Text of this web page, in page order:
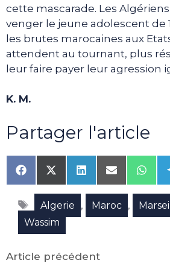
cette mascarade. Les
venger le jeune adolescent de
les brutes marocaines aux
attendent au tournant, plus
leur faire payer leur agression
K. M.
Partager l'article
Share
on
Facebook
Share
on
X
(Twitter)
Share
on
LinkedIn
Share
on
Email
on
Étiquettes
Algerie , Maroc ,
Wassim
Article précédent